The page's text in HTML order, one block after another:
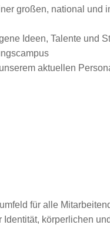
großen, national und
Ideen, Talente und
aktuellen
für alle
körperlichen